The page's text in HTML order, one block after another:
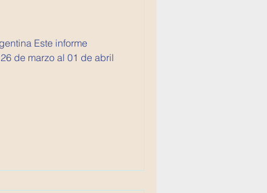
informe
de marzo al 01 de abril